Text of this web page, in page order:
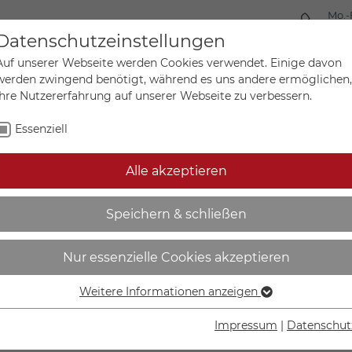
Mein
Sonderanfertigungen
auf Bogen |
IN DEN
Lieferzeit
unserer Webseite werden Cookies verwendet. Einige davon
zwingend benötigt, während es uns andere ermöglichen,
Nutzererfahrung auf unserer Webseite zu verbessern.
Essenziell
Alle akzeptieren
Speichern & schließen
Nur essenzielle Cookies akzeptieren
Essenzielle Cookies werden für grundlegende Funktionen der
Weitere Informationen anzeigen
Impressum